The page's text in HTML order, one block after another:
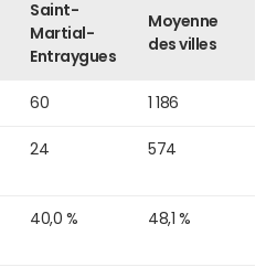
Saint-
Martial-
Entraygues
Moyenne
des villes
60 1 186
24 574
40,0 % 48,1 %